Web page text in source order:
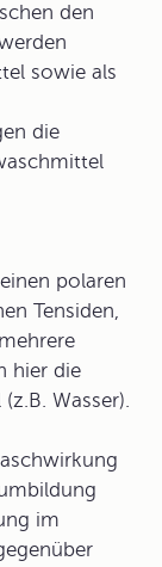
den
sowie als
die
polaren
Tensiden,
hier die
Wasser).
im